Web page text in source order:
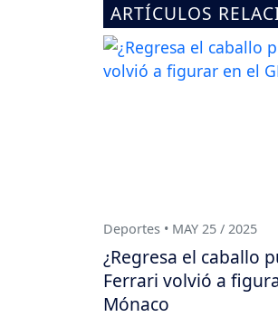
ARTÍCULOS
Deportes • MAY 25 / 2025
¿Regresa el caballo
Ferrari volvió a
Mónaco